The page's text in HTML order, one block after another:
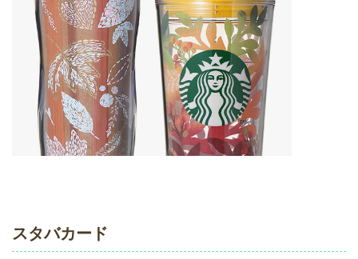
スタバカード